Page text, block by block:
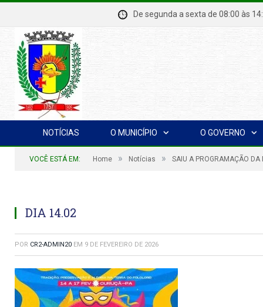
De segunda a sexta de 08:00
NOTÍCIAS O MUNICÍPIO O GOVERNO
VOCÊ ESTÁ EM: Home » Notícias » SAIU A PROGRAMAÇÃO DA
DIA 14.02
POR CR2-ADMIN20 EM 9 DE FEVEREIRO DE 2026